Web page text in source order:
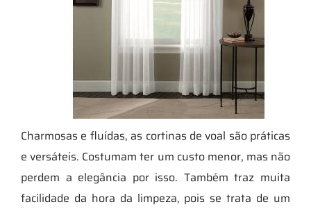
Charmosas e fluídas, as cortinas de voal são práticas
e versáteis. Costumam ter um custo menor, mas não
perdem a elegância por isso. Também traz muita
facilidade da hora da limpeza, pois se trata de um